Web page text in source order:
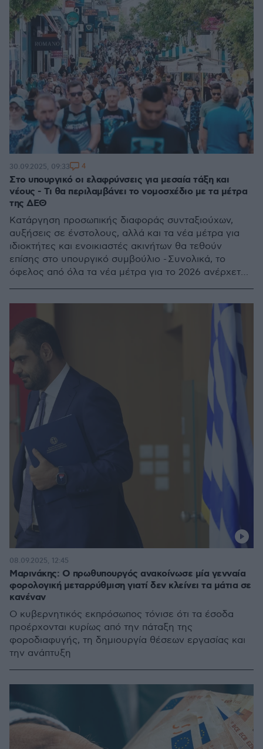
Στο υπουργικό οι ελαφρύνσεις για μεσαία τάξη και
νέους - Τι θα περιλαμβάνει το νομοσχέδιο με τα μέτρα
της ΔΕΘ
Κατάργηση προσωπικής διαφοράς συνταξιούχων,
αυξήσεις σε ένστολους, αλλά και τα νέα μέτρα για
ιδιοκτήτες και ενοικιαστές ακινήτων θα τεθούν
επίσης στο υπουργικό συμβούλιο - Συνολικά, το
όφελος από όλα τα νέα μέτρα για το 2026 ανέρχεται
30.09.2025, 09:33 4
Μαρινάκης: Ο πρωθυπουργός ανακοίνωσε μία γενναία
φορολογική μεταρρύθμιση γιατί δεν κλείνει τα μάτια σε
κανέναν
Ο κυβερνητικός εκπρόσωπος τόνισε ότι τα έσοδα
προέρχονται κυρίως από την πάταξη της
φοροδιαφυγής, τη δημιουργία θέσεων εργασίας και
την ανάπτυξη
08.09.2025, 12:45